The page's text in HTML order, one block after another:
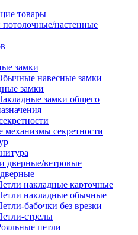
товары
настенные
замки
навесные замки
замки
замки общего
механизмы секретности
дверные/ветровые
накладные карточные
накладные обычные
бабочки без врезки
стрелы
петли